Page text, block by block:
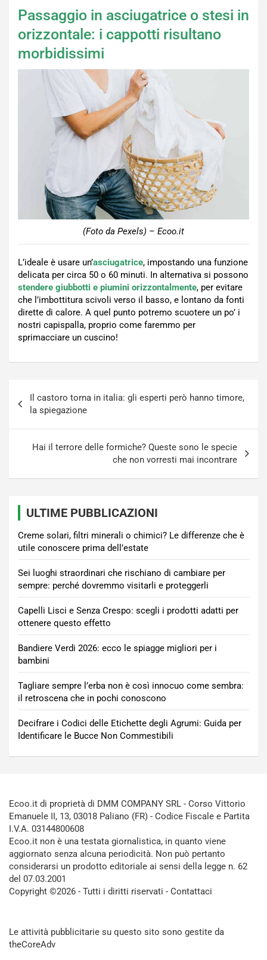
Passaggio in asciugatrice o stesi in
orizzontale: i cappotti risultano
morbidissimi
(Foto da Pexels) – Ecoo.it
L’ideale è usare un’asciugatrice, impostando una funzione
delicata per circa 50 o 60 minuti. In alternativa si possono
stendere giubbotti e piumini orizzontalmente, per evitare
che l’imbottitura scivoli verso il basso, e lontano da fonti
dirette di calore. A quel punto potremo scuotere un po’ i
nostri capispalla, proprio come faremmo per
sprimacciare un cuscino!
articoli
Il castoro torna in italia: gli esperti però hanno timore,
la spiegazione
Hai il terrore delle formiche? Queste sono le specie
che non vorresti mai incontrare
ULTIME PUBBLICAZIONI
Creme solari, filtri minerali o chimici? Le differenze che è
utile conoscere prima dell’estate
Sei luoghi straordinari che rischiano di cambiare per
sempre: perché dovremmo visitarli e proteggerli
Capelli Lisci e Senza Crespo: scegli i prodotti adatti per
ottenere questo effetto
Bandiere Verdi 2026: ecco le spiagge migliori per i
bambini
Tagliare sempre l’erba non è così innocuo come sembra:
il retroscena che in pochi conoscono
Decifrare i Codici delle Etichette degli Agrumi: Guida per
Identificare le Bucce Non Commestibili
Ecoo.it di proprietà di DMM COMPANY SRL - Corso Vittorio
Emanuele II, 13, 03018 Paliano (FR) - Codice Fiscale e Partita
I.V.A. 03144800608
Ecoo.it non è una testata giornalistica, in quanto viene
aggiornato senza alcuna periodicità. Non può pertanto
considerarsi un prodotto editoriale ai sensi della legge n. 62
del 07.03.2001
Copyright ©2026 - Tutti i diritti riservati - Contattaci
Le attività pubblicitarie su questo sito sono gestite da
theCoreAdv